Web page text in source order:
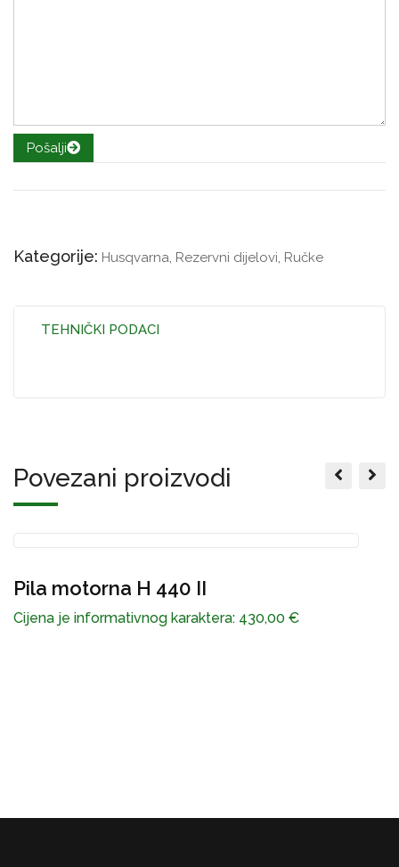
Pošalji
Kategorije: Husqvarna, Rezervni dijelovi, Ručke
TEHNIČKI PODACI
Povezani proizvodi
Pila motorna H 440 II
Cijena je informativnog karaktera: 430,00 €